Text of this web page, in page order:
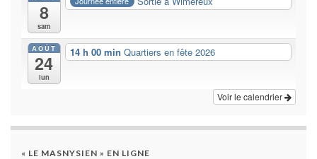
8
sam
AOÛT
24
lun
14 h 00 min Quartiers en fête 2026
Voir le calendrier
« LE MASNYSIEN » EN LIGNE